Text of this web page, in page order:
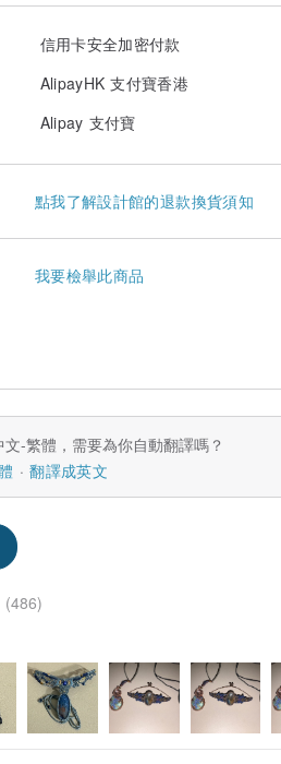
express.com/hk/tc/dynamic_fu...
址
www.sf-express.com/hk/tc/
express.com/hk/tc/
大陸 / 日本 / 泰國 / 新加坡 / 馬來西
[順豐快遞(運費到付)]
掛號方式寄出，可以追蹤郵件
政，以空郵掛號方式寄出，可以追蹤
歡迎查詢啊~ ^^
信用卡安全加密付款
AlipayHK 支付寶香港
Alipay 支付寶
點我了解設計館的退款換貨須知
我要檢舉此商品
-繁體，需要為你自動翻譯嗎？
翻譯成英文
(486)